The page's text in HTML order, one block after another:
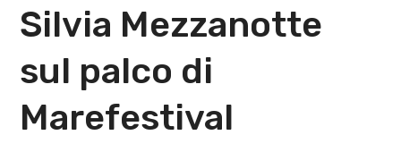
Silvia Mezzanotte
sul palco di
Marefestival